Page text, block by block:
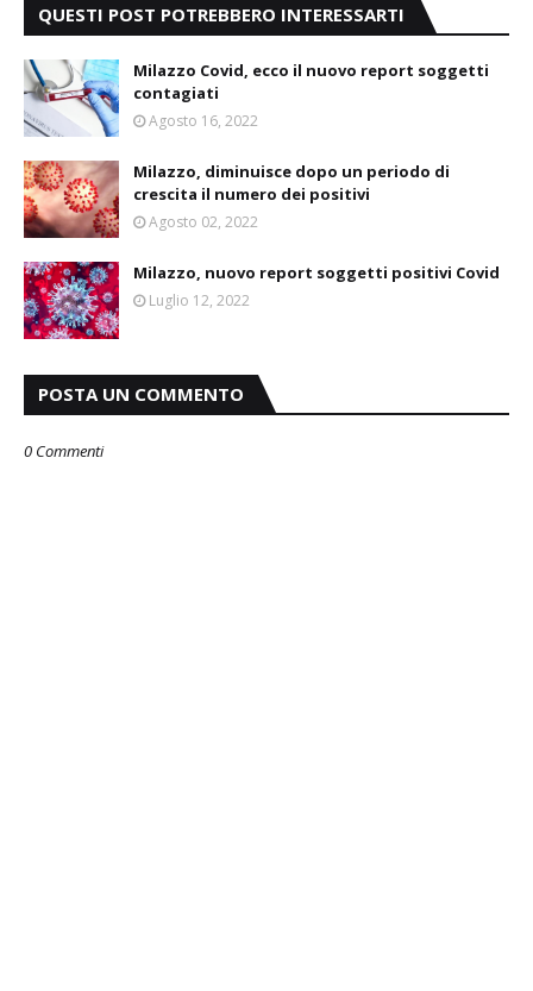
QUESTI POST POTREBBERO INTERESSARTI
Milazzo Covid, ecco il nuovo report soggetti
contagiati
Agosto 16, 2022
Milazzo, diminuisce dopo un periodo di
crescita il numero dei positivi
Agosto 02, 2022
Milazzo, nuovo report soggetti positivi Covid
Luglio 12, 2022
POSTA UN COMMENTO
0 Commenti